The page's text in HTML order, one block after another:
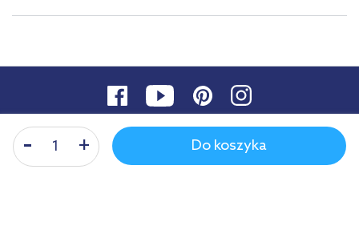
Do koszyka